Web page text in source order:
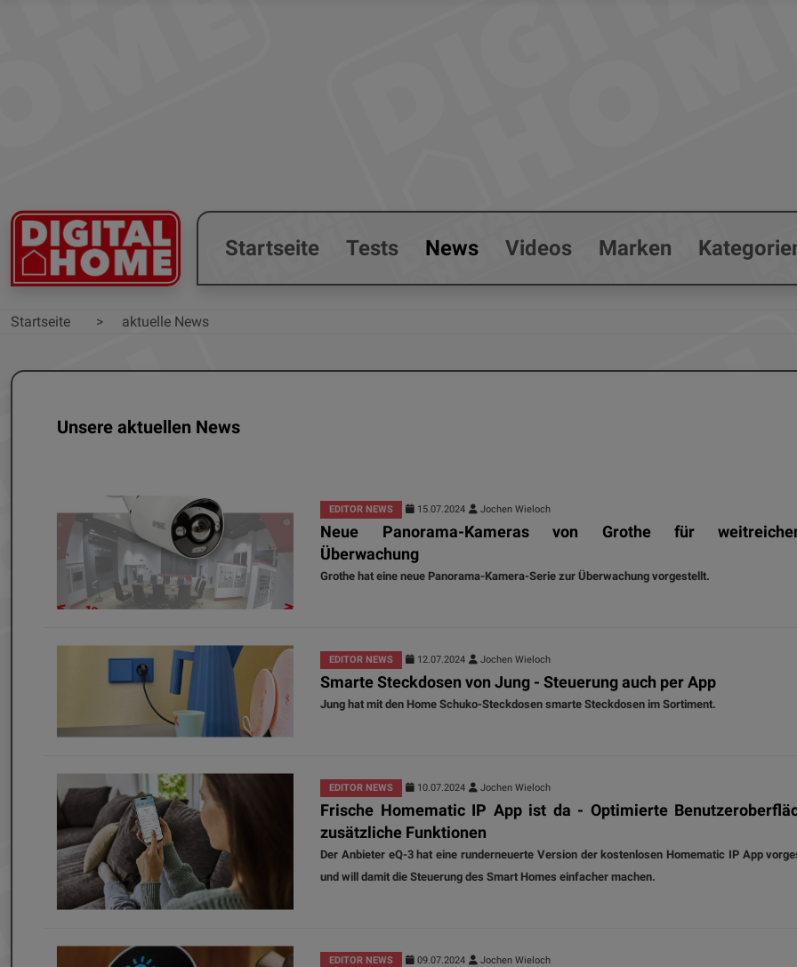
Startseite Tests News Videos Marken
Startseite aktuelle News
Unsere aktuellen News
EDITOR NEWS 15.07.2024 Jochen Wieloch
Neue Panorama-Kameras von Grothe für
Überwachung
Grothe hat eine neue Panorama-Kamera-Serie zur Überwachung vorgestellt.
EDITOR NEWS 12.07.2024 Jochen Wieloch
Smarte Steckdosen von Jung - Steuerung auch per App
Jung hat mit den Home Schuko-Steckdosen smarte Steckdosen im Sortiment.
EDITOR NEWS 10.07.2024 Jochen Wieloch
Frische Homematic IP App ist da - Optimierte
zusätzliche Funktionen
Der Anbieter eQ-3 hat eine runderneuerte Version der kostenlosen Homematic IP App
und will damit die Steuerung des Smart Homes einfacher machen.
EDITOR NEWS 09.07.2024 Jochen Wieloch